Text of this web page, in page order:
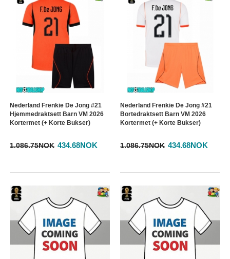
Nederland Frenkie De Jong #21
Hjemmedraktsett Barn VM 2026
Kortermet (+ Korte Bukser)
1.086.75NOK 434.68NOK
Nederland Frenkie De Jong #21
Bortedraktsett Barn VM 2026
Kortermet (+ Korte Bukser)
1.086.75NOK 434.68NOK